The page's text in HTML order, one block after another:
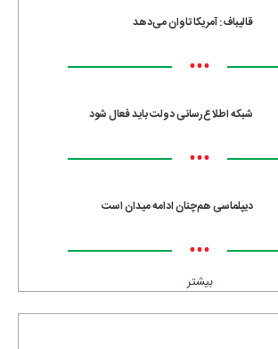
قالیباف: آمریکا تاوان می‌دهد
•••
شبکه اطلاع‌رسانی دولت باید فعال شود
•••
دیپلماسی هم‌چنان ادامه میدان است
•••
بیشتر